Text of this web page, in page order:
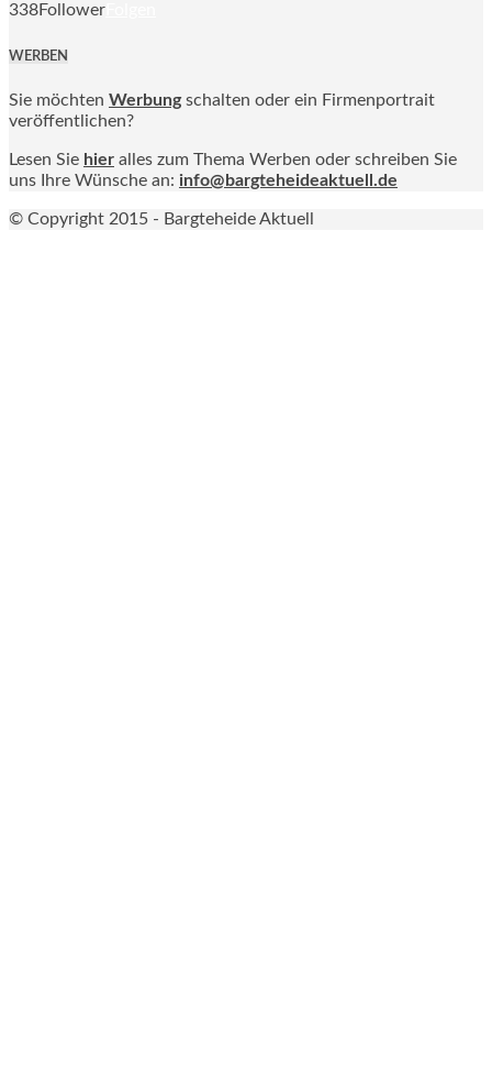
338Follower
WERBEN
Sie möchten Werbung schalten oder ein Firmenportrait
veröffentlichen?
Lesen Sie hier alles zum Thema Werben oder schreiben Sie
uns Ihre Wünsche an: info@bargteheideaktuell.de
© Copyright 2015 - Bargteheide Aktuell